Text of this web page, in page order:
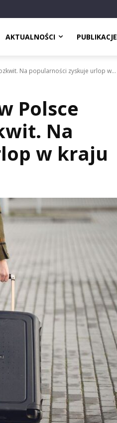
AKTUALNOŚCI PUBLIKACJE
Na popularności zyskuje urlop w...
Polsce
Na
w kraju